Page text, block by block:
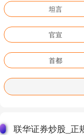
坦言
官宣
首都
联华证券炒股_正